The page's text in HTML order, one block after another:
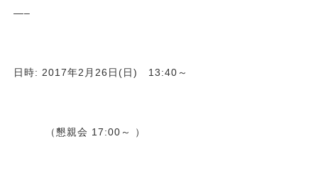
—–
日時: 2017年2月26日(日) 13:40～
（懇親会 17:00～ ）